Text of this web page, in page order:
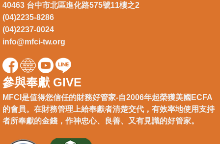
40463 台中市北區進化路575號11樓之2
(04)2235-8286
(04)2237-0024
info@mfci-tw.org
參與奉獻 GIVE
MFCI是值得您信任的財務好管家-自2006年起榮獲美國ECFA
的會員。在財務管理上給奉獻者清楚交代，有效率地使用支持
者所奉獻的金錢，作神忠心、良善、又有見識的好管家。